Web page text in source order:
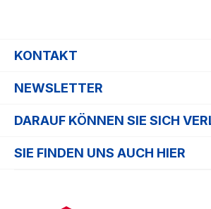
KONTAKT
NEWSLETTER
DARAUF KÖNNEN SIE SICH
SIE FINDEN UNS AUCH HIER